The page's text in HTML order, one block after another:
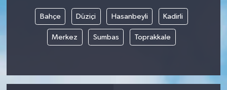
Bahçe Düziçi Hasanbeyli Kadirli
Merkez Sumbas Toprakkale